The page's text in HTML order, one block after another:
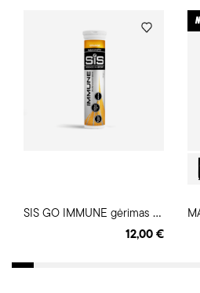
S
IS GO IMMUNE gėrimas 20 tab.
12,00 €